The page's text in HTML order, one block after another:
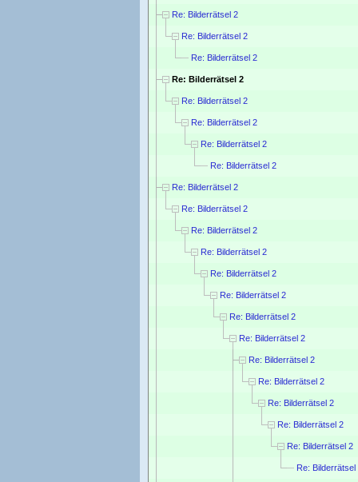
Re: Bilderrätsel 2
Re: Bilderrätsel 2
Re: Bilderrätsel 2
Re: Bilderrätsel 2
Re: Bilderrätsel 2
Re: Bilderrätsel 2
Re: Bilderrätsel 2
Re: Bilderrätsel 2
Re: Bilderrätsel 2
Re: Bilderrätsel 2
Re: Bilderrätsel 2
Re: Bilderrätsel 2
Re: Bilderrätsel 2
Re: Bilderrätsel 2
Re: Bilderrätsel 2
Re: Bilderrätsel 2
Re: Bilderrätsel 2
Re: Bilderrätsel 2
Re: Bilderrätsel 2
Re: Bilderrätsel 2
Re: Bilderrätsel 2
Re: Bilderrätsel